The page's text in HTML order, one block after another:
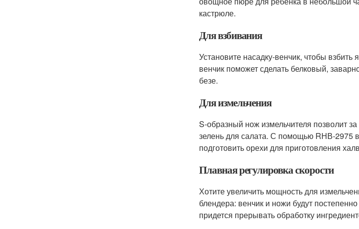
кастрюле.
Для взбивания
Установите насадку-венчик, чтобы
венчик поможет сделать белковый,
безе.
Для измельчения
S-образный нож измельчителя позволит
зелень для салата. С помощью RНВ-2975
подготовить орехи для приготовления
Плавная регулировка скорости
Хотите увеличить мощность для
блендера: венчик и ножи будут
придется прерывать обработку